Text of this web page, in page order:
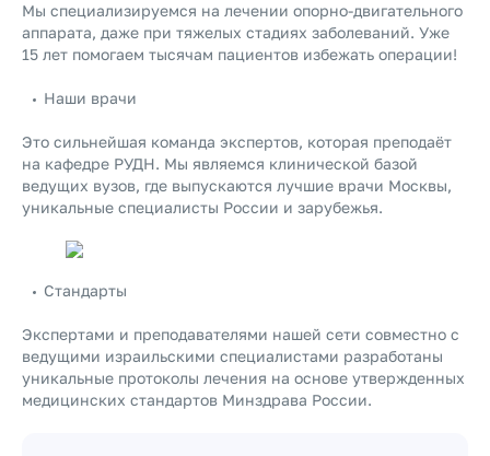
Мы специализируемся на лечении опорно-двигательного
аппарата, даже при тяжелых стадиях заболеваний. Уже
15 лет помогаем тысячам пациентов избежать операции!
Наши врачи
Это сильнейшая команда экспертов, которая преподаёт
на кафедре РУДН. Мы являемся клинической базой
ведущих вузов, где выпускаются лучшие врачи Москвы,
уникальные специалисты России и зарубежья.
Стандарты
Экспертами и преподавателями нашей сети совместно с
ведущими израильскими специалистами разработаны
уникальные протоколы лечения на основе утвержденных
медицинских стандартов Минздрава России.